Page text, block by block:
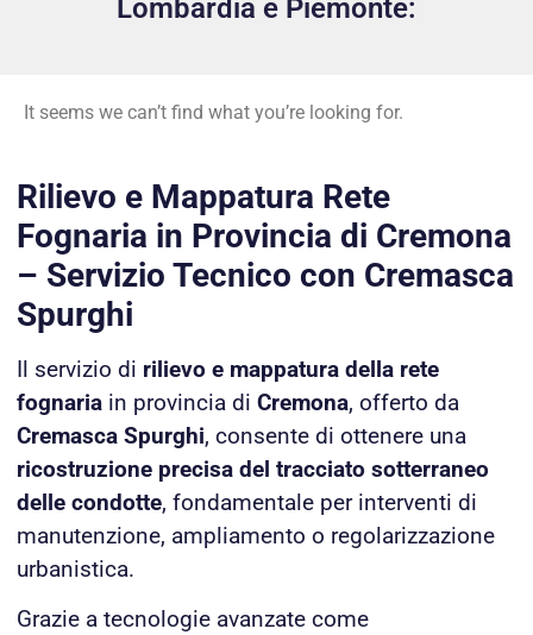
Lombardia e Piemonte:
It seems we can’t find what you’re looking for.
Rilievo e Mappatura Rete
Fognaria in Provincia di Cremona
– Servizio Tecnico con Cremasca
Spurghi
Il servizio di rilievo e mappatura della rete
fognaria in provincia di Cremona, offerto da
Cremasca Spurghi, consente di ottenere una
ricostruzione precisa del tracciato sotterraneo
delle condotte, fondamentale per interventi di
manutenzione, ampliamento o regolarizzazione
urbanistica.
Grazie a tecnologie avanzate come